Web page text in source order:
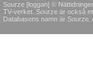
Sourze [loggan] ©
TV-verket. Sourze är också
Databasens namn är Sourze.